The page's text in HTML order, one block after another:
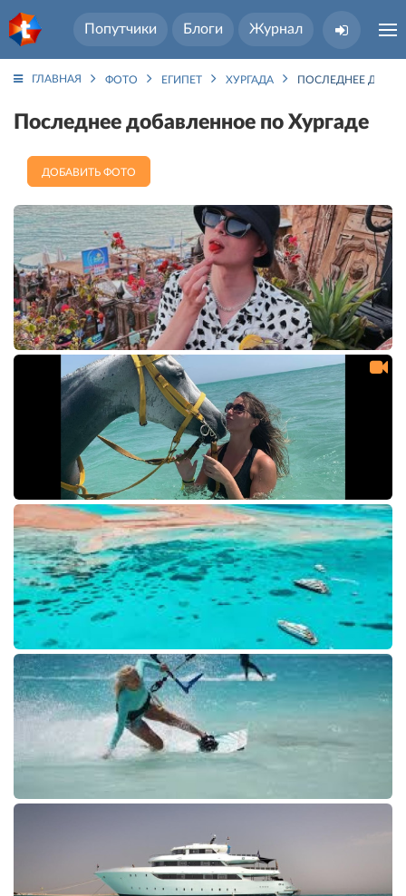
Попутчики Блоги Журнал
ГЛАВНАЯ ФОТО ЕГИПЕТ ХУРГАДА ПОСЛЕДНЕЕ
Последнее добавленное по Хургаде
ДОБАВИТЬ ФОТО